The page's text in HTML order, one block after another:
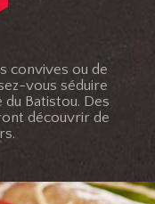
convives ou de
vous séduire
Batistou. Des
découvrir de